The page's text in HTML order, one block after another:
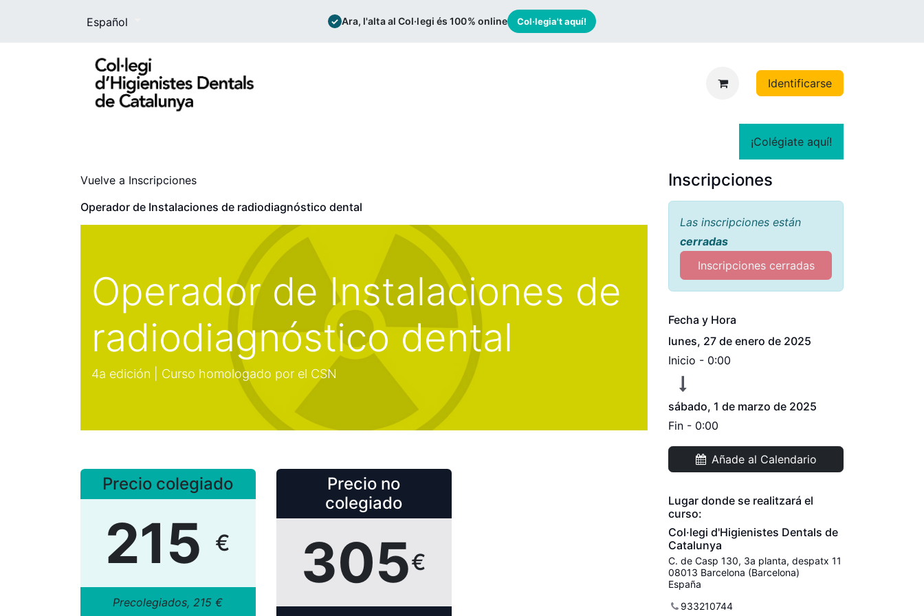
Español ✓ Ara, l'alta al Col·legi és 100% online Col·legia't aquí!
Identificarse
¡Colégiate aquí!
Vuelve a Inscripciones
Operador de Instalaciones de radiodiagnóstico dental
Operador de Instalaciones de
radiodiagnóstico dental
4a edición | Curso homologado por el CSN
Precio colegiado
215 €
​Precolegiados, 215 €
Precio no
colegiado
305€
Inscripciones
Las inscripciones están
cerradas
Inscripciones cerradas
Fecha y Hora
lunes, 27 de enero de 2025
Inicio - 0:00
sábado, 1 de marzo de 2025
Fin - 0:00
Añade al Calendario
Lugar donde se realitzará el
curso:
Col·legi d'Higienistes Dentals de
Catalunya
C. de Casp 130, 3a planta, despatx 11
08013 Barcelona (Barcelona)
España
933210744